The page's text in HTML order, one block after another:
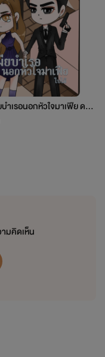
ทว่าคนที่อยู่เหลือตัว
องมือของเธอเอาไว้
ความแตกตื่นให้แก่ตัว
นักเขียนเท่านั้น บุคคล
บำเรอนอกหัวใจมาเฟีย ดรา
มคิดเห็น